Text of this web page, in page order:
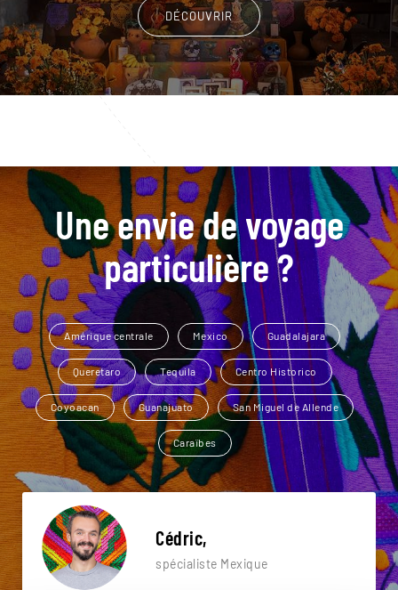
DÉCOUVRIR
Une envie de voyage
particulière ?
Amérique centrale Mexico Guadalajara
Queretaro Tequila Centro Historico
Coyoacan Guanajuato San Miguel de Allende
Caraïbes
Cédric,
spécialiste Mexique